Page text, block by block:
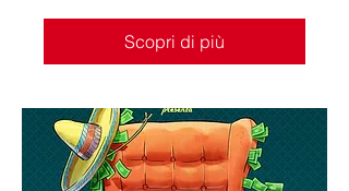
Scopri di più